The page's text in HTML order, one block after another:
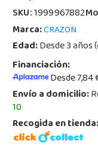
SKU:1999967882
Marca:CRAZON
Edad:Desde 3 años
Financiación:
Desde
Envío a domicilio:
10
Recogida en tienda: